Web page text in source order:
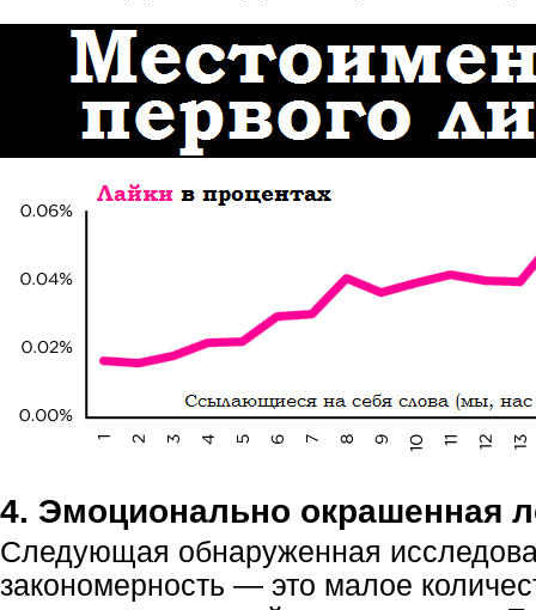
4. Эмоционально окрашенная
Следующая обнаруженная
закономерность — это малое